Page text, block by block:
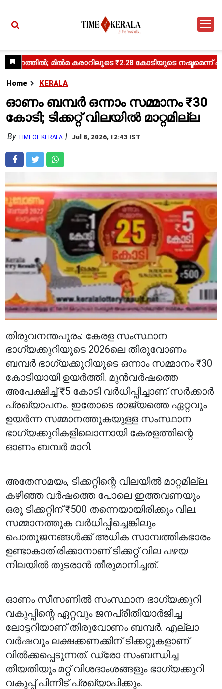
Home KERALA
ഓണം ബമ്പർ ഒന്നാം സമ്മാനം ₹30
കോടി; ടിക്കറ്റ് വിലയിൽ മാറ്റമില്ല
By TIMEOF KERALA Jul 8, 2026, 12:43 IST
തിരുവനന്തപുരം: കേരള സംസ്ഥാന
ഭാഗ്യക്കുറിയുടെ 2026ലെ തിരുവോണം
ബമ്പർ ഭാഗ്യക്കുറിയുടെ ഒന്നാം സമ്മാനം ₹30
കോടിയായി ഉയർത്തി. മുൻവർഷത്തെ
അപേക്ഷിച്ച് ₹5 കോടി വർധിപ്പിച്ചാണ് സർക്കാർ
പ്രഖ്യാപനം. ഇതോടെ രാജ്യത്തെ ഏറ്റവും
ഉയർന്ന സമ്മാനത്തുകയുള്ള സംസ്ഥാന
ഭാഗ്യക്കുറികളിലൊന്നായി കേരളത്തിന്റെ
ഓണം ബമ്പർ മാറി.
അതേസമയം, ടിക്കറ്റിന്റെ വിലയിൽ മാറ്റമില്ല.
കഴിഞ്ഞ വർഷത്തെ പോലെ ഇത്തവണയും
ഒരു ടിക്കറ്റിന് ₹500 തന്നെയായിരിക്കും വില.
സമ്മാനത്തുക വർധിപ്പിച്ചെങ്കിലും
പൊതുജനങ്ങൾക്ക് അധിക സാമ്പത്തികഭാരം
ഉണ്ടാകാതിരിക്കാനാണ് ടിക്കറ്റ് വില പഴയ
നിലയിൽ തുടരാൻ തീരുമാനിച്ചത്.
ഓണം സീസണിൽ സംസ്ഥാന ഭാഗ്യക്കുറി
വകുപ്പിന്റെ ഏറ്റവും ജനപ്രീതിയാർജിച്ച
ലോട്ടറിയാണ് തിരുവോണം ബമ്പർ. എല്ലാ
വർഷവും ലക്ഷക്കണക്കിന് ടിക്കറ്റുകളാണ്
വിൽക്കപ്പെടുന്നത്. ഡ്രോ സംബന്ധിച്ച
തീയതിയും മറ്റ് വിശദാംശങ്ങളും ഭാഗ്യക്കുറി
വകുപ്പ് പിന്നീട് പ്രഖ്യാപിക്കും.